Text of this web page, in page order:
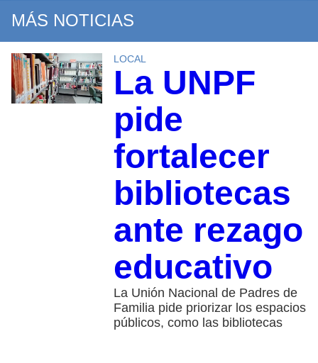
MÁS NOTICIAS
LOCAL
La UNPF
pide
fortalecer
bibliotecas
ante rezago
educativo
La Unión Nacional de Padres de
Familia pide priorizar los espacios
públicos, como las bibliotecas